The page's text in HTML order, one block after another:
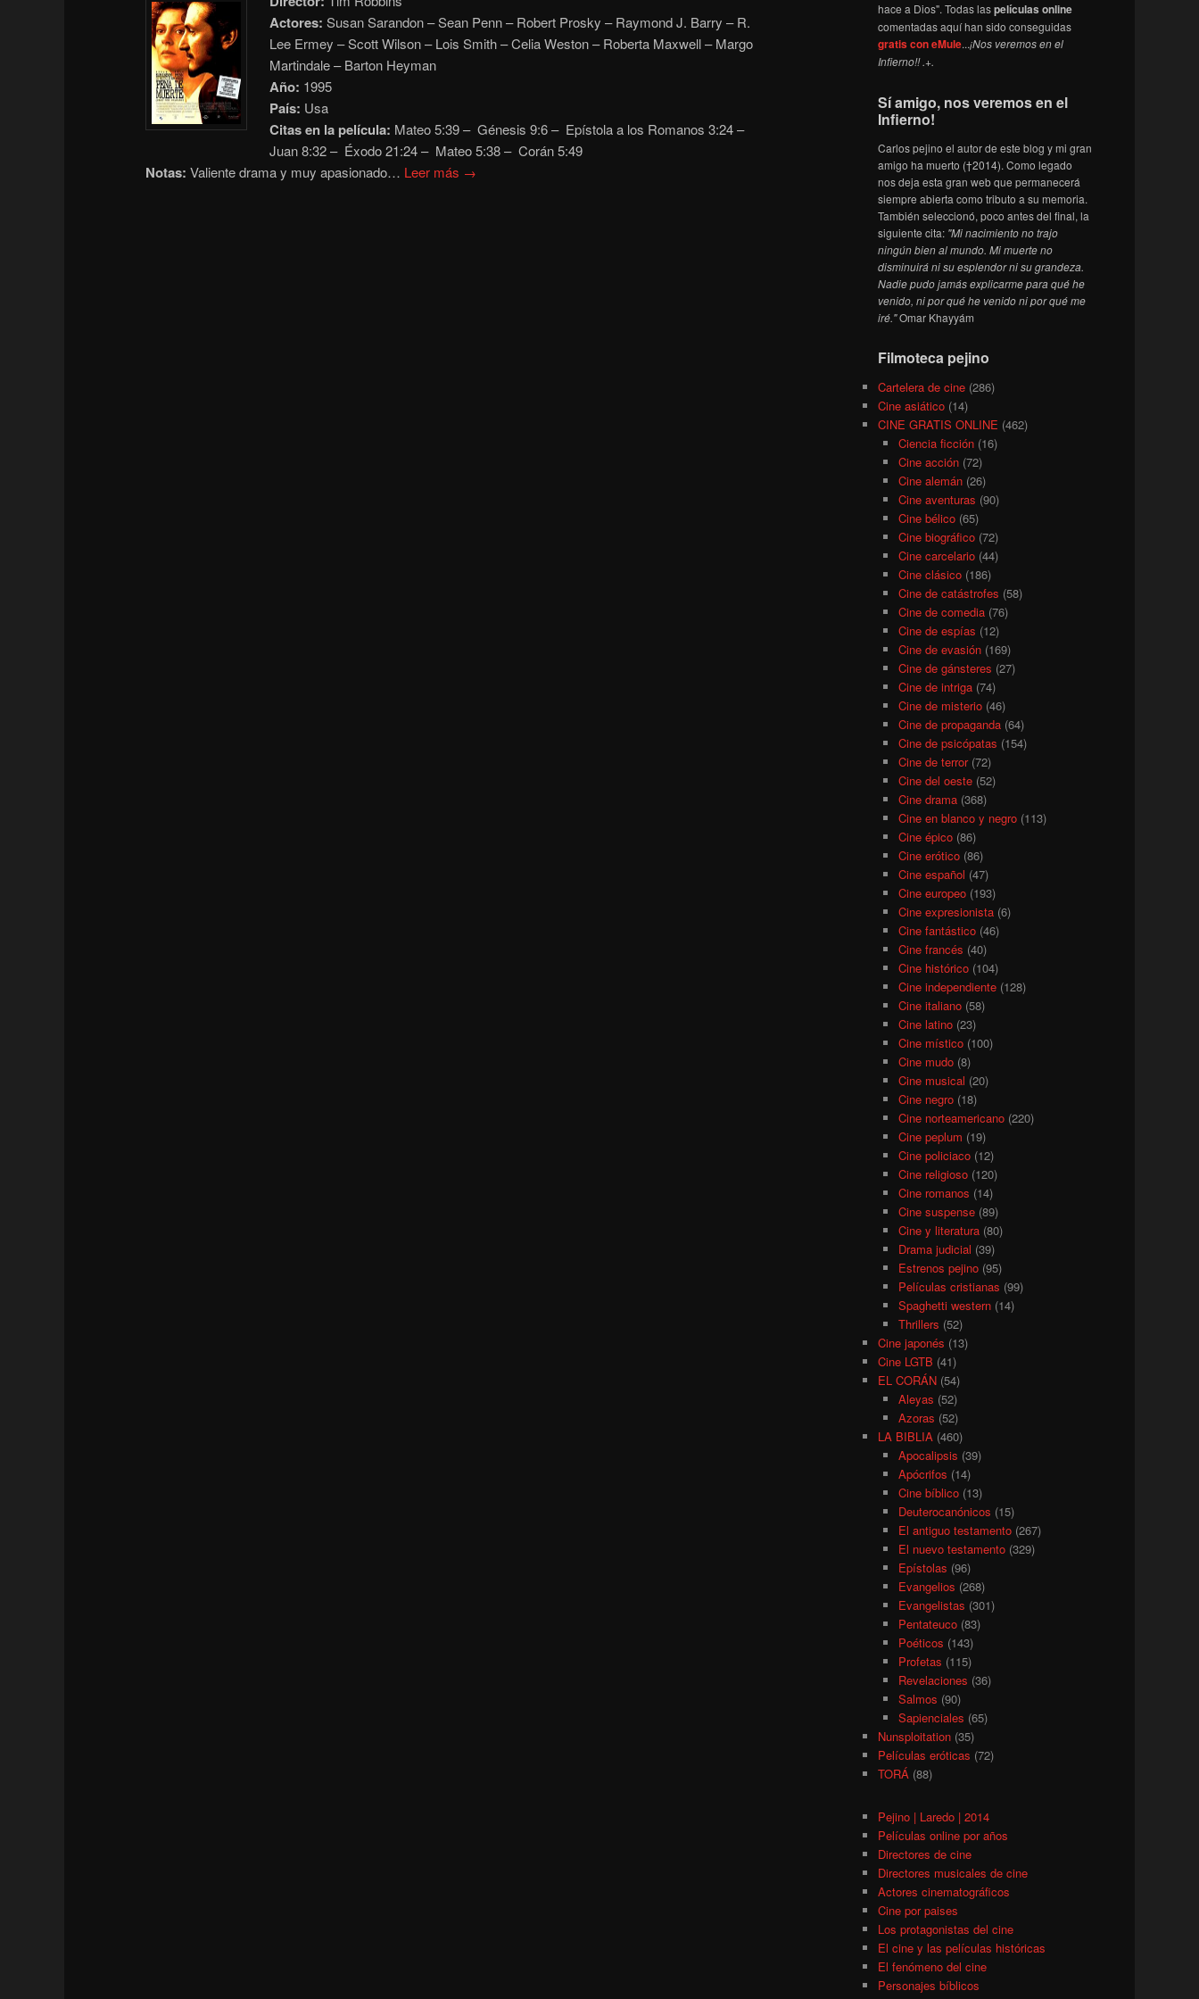
Actores: Susan Sarandon – Sean Penn – Robert Prosky – Raymond J. Barry – R.
Lee Ermey – Scott Wilson – Lois Smith – Celia Weston – Roberta Maxwell – Margo
Martindale – Barton Heyman
Año: 1995
País: Usa
Citas en la película: Mateo 5:39 – Génesis 9:6 – Epístola a los Romanos 3:24 –
Juan 8:32 – Éxodo 21:24 – Mateo 5:38 – Corán 5:49
Notas:Valiente drama y muy apasionado… Leer más →
hace a Dios". Todas laspelículas online
comentadas aquí han sido conseguidas
gratis con eMule...¡Nos veremos en el
Infierno!! .+.
Sí amigo, nos veremos en el
Infierno!
Carlos pejino el autor de este blog y mi gran
amigo ha muerto (†2014). Como legado
nos deja esta gran web que permanecerá
siempre abierta como tributo a su memoria.
También seleccionó, poco antes del final, la
siguiente cita: "Mi nacimiento no trajo
ningún bien al mundo. Mi muerte no
disminuirá ni su esplendor ni su grandeza.
Nadie pudo jamás explicarme para qué he
venido, ni por qué he venido ni por qué me
iré."Omar Khayyám
Filmoteca pejino
Cartelera de cine (286)
Cine asiático (14)
CINE GRATIS ONLINE (462)
Ciencia ficción(16)
Cine acción(72)
Cine alemán(26)
Cine aventuras (90)
Cine bélico(65)
Cine biográfico(72)
Cine carcelario(44)
Cine clásico(186)
Cine de catástrofes (58)
Cine de comedia(76)
Cine de espías (12)
Cine de evasión(169)
Cine de gánsteres (27)
Cine de intriga(74)
Cine de misterio(46)
Cine de propaganda(64)
Cine de psicópatas (154)
Cine de terror(72)
Cine del oeste(52)
Cine drama(368)
Cine en blanco y negro(113)
Cine épico(86)
Cine erótico(86)
Cine español (47)
Cine europeo(193)
Cine expresionista(6)
Cine fantástico(46)
Cine francés (40)
Cine histórico(104)
Cine independiente(128)
Cine italiano(58)
Cine latino(23)
Cine místico(100)
Cine mudo(8)
Cine musical (20)
Cine negro(18)
Cine norteamericano(220)
Cine peplum (19)
Cine policiaco(12)
Cine religioso(120)
Cine romanos (14)
Cine suspense(89)
Cine y literatura(80)
Drama judicial (39)
Estrenos pejino(95)
Películas cristianas (99)
Spaghetti western(14)
Thrillers (52)
Cine japonés (13)
Cine LGTB (41)
EL CORÁN (54)
Aleyas (52)
Azoras (52)
LA BIBLIA (460)
Apocalipsis (39)
Apócrifos (14)
Cine bíblico(13)
Deuterocanónicos (15)
El antiguo testamento(267)
El nuevo testamento(329)
Epístolas (96)
Evangelios (268)
Evangelistas (301)
Pentateuco(83)
Poéticos (143)
Profetas (115)
Revelaciones (36)
Salmos (90)
Sapienciales (65)
Nunsploitation (35)
Películas eróticas (72)
TORÁ (88)
Pejino | Laredo | 2014
Películas online por años
Directores de cine
Directores musicales de cine
Actores cinematográficos
Cine por paises
Los protagonistas del cine
El cine y las películas históricas
El fenómeno del cine
Personajes bíblicos